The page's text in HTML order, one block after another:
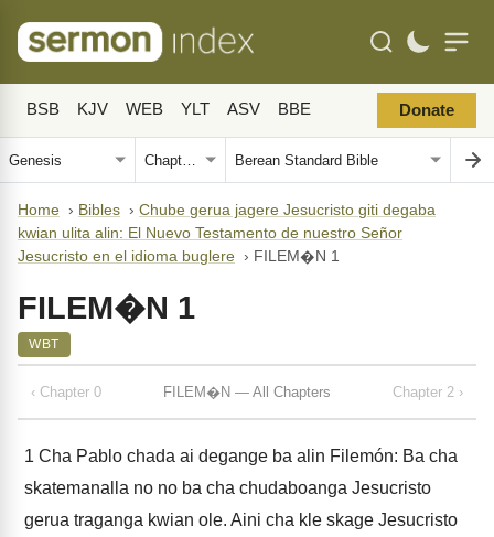
BSB KJV WEB YLT ASV BBE Donate
Home › Bibles › Chube gerua jagere Jesucristo giti degaba
kwian ulita alin: El Nuevo Testamento de nuestro Señor
Jesucristo en el idioma buglere › FILEM�N 1
FILEM�N 1
WBT
‹ Chapter 0 FILEM�N — All Chapters Chapter 2 ›
1 Cha Pablo chada ai degange ba alin Filemón: Ba cha
skatemanalla no no ba cha chudaboanga Jesucristo
gerua traganga kwian ole. Aini cha kle skage Jesucristo